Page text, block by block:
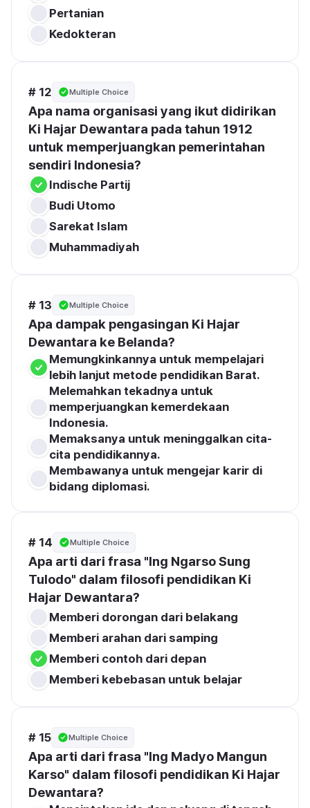
Pertanian
Kedokteran
# 12 Multiple Choice
Apa nama organisasi yang ikut didirikan
Ki Hajar Dewantara pada tahun 1912
untuk memperjuangkan pemerintahan
Indische Partij
Budi Utomo
Sarekat Islam
Muhammadiyah
# 13 Multiple Choice
Apa dampak pengasingan Ki Hajar
Memungkinkannya untuk mempelajari
lebih lanjut metode pendidikan Barat.
Melemahkan tekadnya untuk
memperjuangkan kemerdekaan
Indonesia.
Memaksanya untuk meninggalkan cita-
cita pendidikannya.
Membawanya untuk mengejar karir di
bidang diplomasi.
# 14 Multiple Choice
Apa arti dari frasa "Ing Ngarso Sung
Tulodo" dalam filosofi pendidikan Ki
Memberi dorongan dari belakang
Memberi arahan dari samping
Memberi contoh dari depan
Memberi kebebasan untuk belajar
# 15 Multiple Choice
Apa arti dari frasa "Ing Madyo Mangun
Karso" dalam filosofi pendidikan Ki Hajar
Dewantara?